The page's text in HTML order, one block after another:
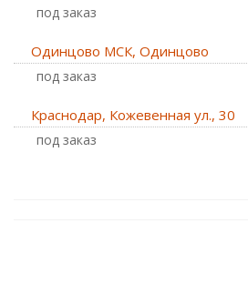
Под заказ
Одинцово МСК, Одинцово
Под заказ
Краснодар, Кожевенная ул., 30
Под заказ